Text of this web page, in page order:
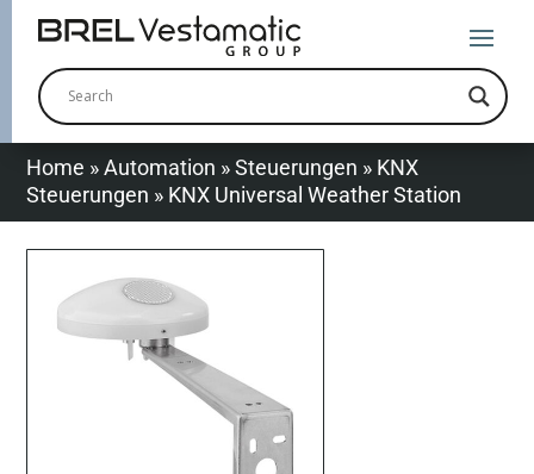
Home »Automation »Steuerungen » KNX
Steuerungen » KNX Universal Weather Station